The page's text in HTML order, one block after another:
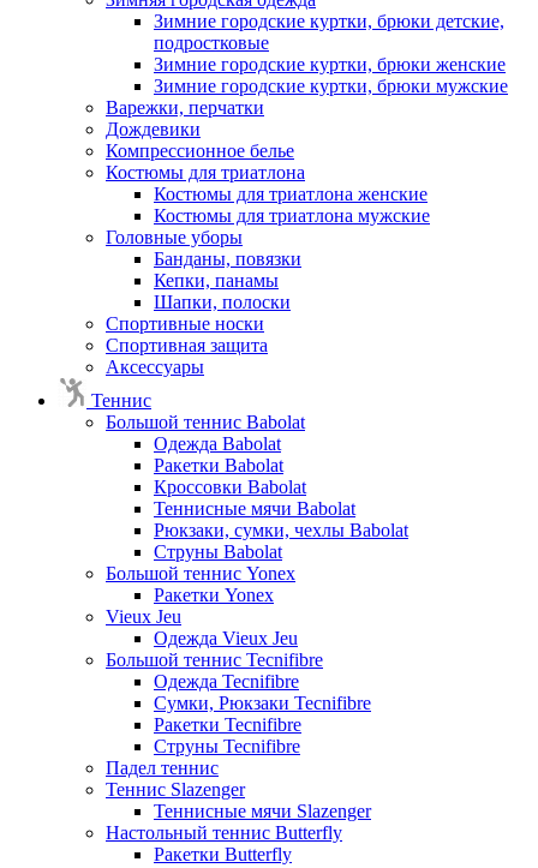
Зимние городские куртки, брюки детские,
подростковые
Зимние городские куртки, брюки женские
Зимние городские куртки, брюки мужские
Варежки, перчатки
Дождевики
Компрессионное белье
Костюмы для триатлона
Костюмы для триатлона женские
Костюмы для триатлона мужские
Головные уборы
Банданы, повязки
Кепки, панамы
Шапки, полоски
Спортивные носки
Спортивная защита
Аксессуары
Теннис
Большой теннис Babolat
Одежда Babolat
Ракетки Babolat
Кроссовки Babolat
Теннисные мячи Babolat
Рюкзаки, сумки, чехлы Babolat
Струны Babolat
Большой теннис Yonex
Ракетки Yonex
Vieux Jeu
Одежда Vieux Jeu
Большой теннис Tecnifibre
Одежда Tecnifibre
Сумки, Рюкзаки Tecnifibre
Ракетки Tecnifibre
Струны Tecnifibre
Падел теннис
Теннис Slazenger
Теннисные мячи Slazenger
Настольный теннис Butterfly
Ракетки Butterfly